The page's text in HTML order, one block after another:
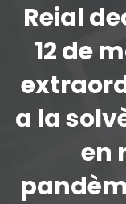
Reial
12 de
a la
en